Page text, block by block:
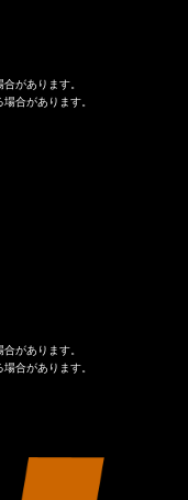
があります。
合があります。
があります。
合があります。